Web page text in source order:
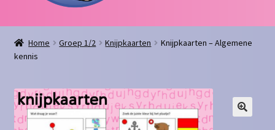
Home
Afrekenen
Algemene voorwaarden
Blog
Home Groep 1/2 Knijpkaarten
Knijpkaarten – Algemene
kennis